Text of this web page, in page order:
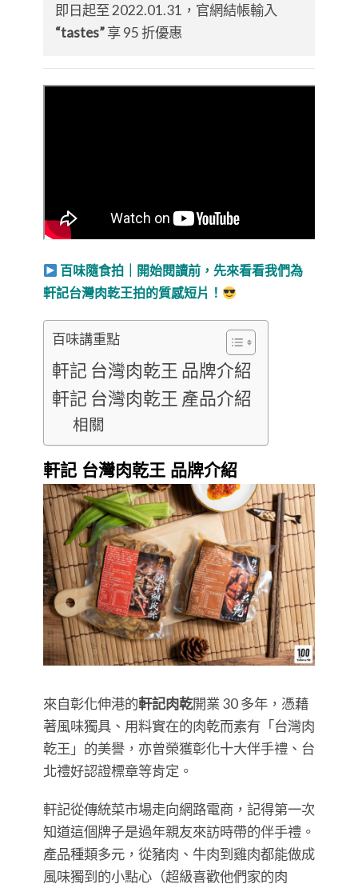
即日起至 2022.01.31，官網結帳輸入
“tastes”享 95 折優惠
百味隨食拍｜開始閱讀前，先來看看我們為
軒記台灣肉乾王拍的質感短片！
百味講重點
軒記 台灣肉乾王 品牌介紹
軒記 台灣肉乾王 產品介紹
相關
軒記 台灣肉乾王 品牌介紹
來自彰化伸港的軒記肉乾開業 30 多年，憑藉
著風味獨具、用料實在的肉乾而素有「台灣肉
乾王」的美譽，亦曾榮獲彰化十大伴手禮、台
北禮好認證標章等肯定。
軒記從傳統菜市場走向網路電商，記得第一次
知道這個牌子是過年親友來訪時帶的伴手禮。
產品種類多元，從豬肉、牛肉到雞肉都能做成
風味獨到的小點心（超級喜歡他們家的肉